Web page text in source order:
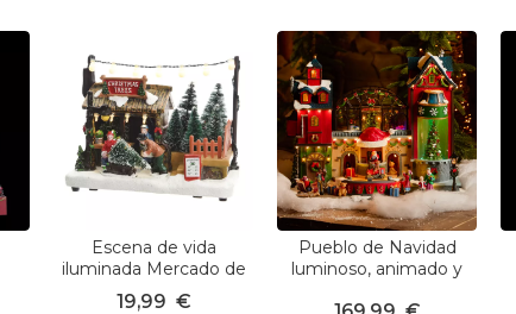
Escena de vida
iluminada Mercado de
Navidad a pilas
19,99 €
Pueblo de Navidad
luminoso, animado y